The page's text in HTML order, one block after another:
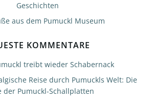
Geschichten
aus dem Pumuckl Museum
KOMMENTARE
treibt wieder Schabernack
Reise durch Pumuckls Welt: Die
der Pumuckl-Schallplatten